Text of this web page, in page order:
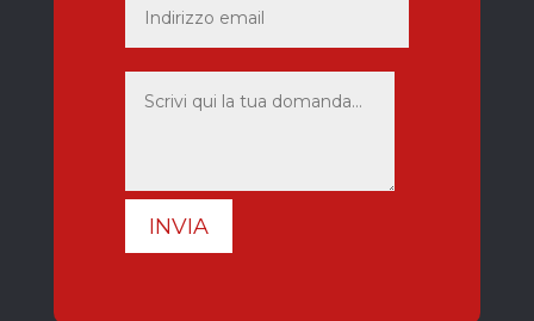
INVIA